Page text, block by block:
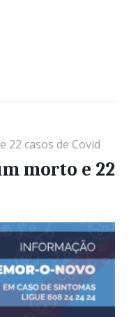
casos de Covid
morto e 22